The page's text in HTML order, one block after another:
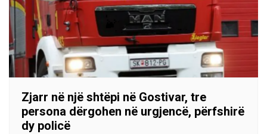
Zjarr në një shtëpi në Gostivar, tre
persona dërgohen në urgjencë, përfshirë
dy policë